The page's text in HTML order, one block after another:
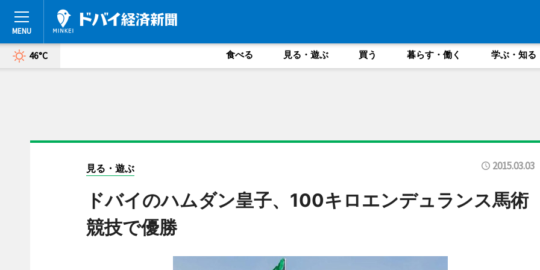
46°C 食べる 見る・遊ぶ 買う 暮らす・働く 学ぶ・知る
見る・遊ぶ 2015.03.03
ドバイのハムダン皇子、100キロエンデュランス馬術
競技で優勝